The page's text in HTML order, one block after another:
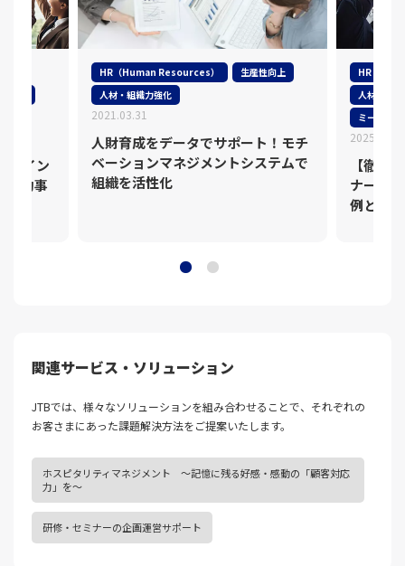
るイン
成功事
HR（Human Resources）
生産性向上
人材・組織力強化
2021.03.31
人財育成をデータでサポート！モチ
ベーションマネジメントシステムで
組織を活性化
HR（
人材・組
ミーティ
2025.11.05
【徹底
ナーブ
例と実
関連サービス・ソリューション
JTBでは、様々なソリューションを組み合わせることで、それぞれの
お客さまにあった課題解決⽅法をご提案いたします。
ホスピタリティマネジメント ～記憶に残る好感・感動の「顧客対応
力」を～
研修・セミナーの企画運営サポート